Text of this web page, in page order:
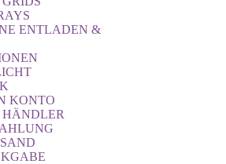
ENTLADEN &
KONTO
HÄNDLER